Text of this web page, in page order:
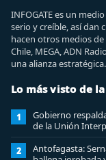
INFOGATE es un
serio y creíble, así dan
hacen otros medios
Chile, MEGA, ADN
una alianza estratégica.
Lo más visto de
1
Gobierno
de la Unión
2
Antofagasta: